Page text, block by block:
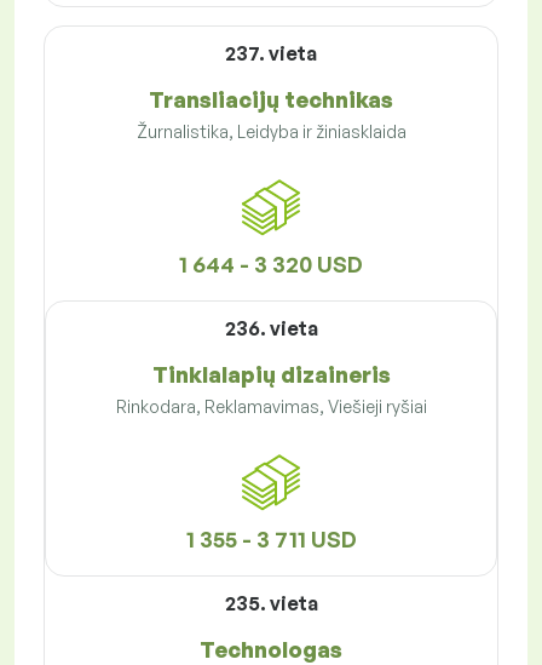
237. vieta
Transliacijų technikas
Žurnalistika, Leidyba ir žiniasklaida
1 644 - 3 320 USD
236. vieta
Tinklalapių dizaineris
Rinkodara, Reklamavimas, Viešieji ryšiai
1 355 - 3 711 USD
235. vieta
Technologas